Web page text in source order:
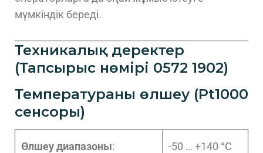
мүмкіндік береді.
Техникалық деректер
(Тапсырыс нөмірі 0572 1902)
Температураны өлшеу (Pt1000
сенсоры)
Өлшеу диапазоны: -50 … +140 °C